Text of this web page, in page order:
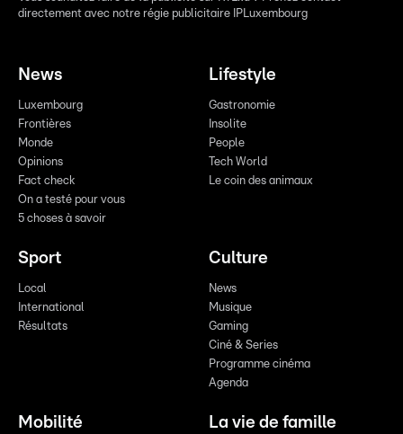
directement avec notre régie publicitaire IPLuxembourg
News
Luxembourg
Frontières
Monde
Opinions
Fact check
On a testé pour vous
5 choses à savoir
Lifestyle
Gastronomie
Insolite
People
Tech World
Le coin des animaux
Sport
Local
International
Résultats
Culture
News
Musique
Gaming
Ciné & Series
Programme cinéma
Agenda
Mobilité La vie de famille